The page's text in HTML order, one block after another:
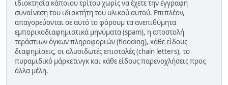
ιδιοκτησία κάποιου τρίτου χωρίς να έχετε την έγγραφη
συναίνεση του ιδιοκτήτη του υλικού αυτού. Επιπλέον,
απαγορεύονται σε αυτό το φόρουμ τα ανεπιθύμητα
εμπορικοδιαφημιστικά μηνύματα (spam), η αποστολή
τεράστιων όγκων πληροφοριών (flooding), κάθε είδους
διαφημίσεις, οι αλυσιδωτές επιστολές (chain letters), το
πυραμιδικό μάρκετινγκ και κάθε είδους παρενοχλήσεις προς
άλλα μέλη.